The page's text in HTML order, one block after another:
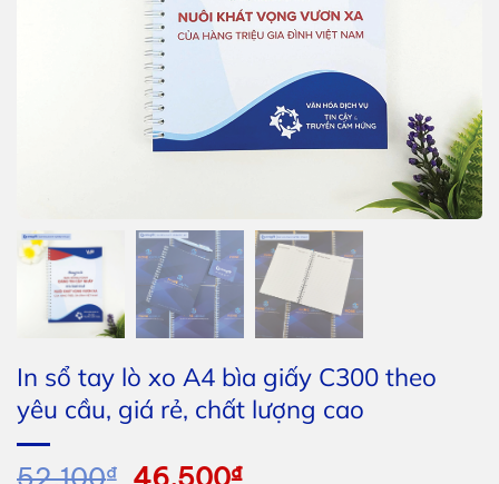
In sổ tay lò xo A4 bìa giấy C300 theo
yêu cầu, giá rẻ, chất lượng cao
52,100₫
Giá
46,500₫Giá